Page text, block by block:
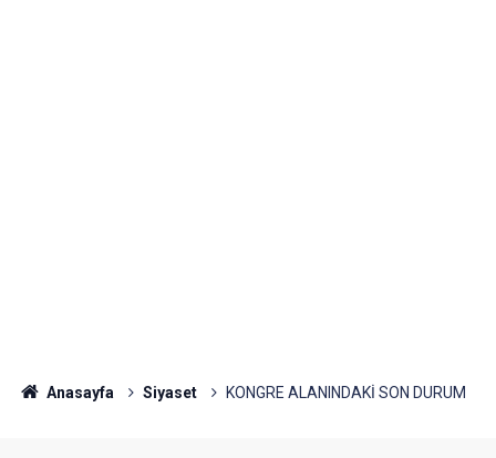
Anasayfa Siyaset KONGRE ALANINDAKİ SON DURUM